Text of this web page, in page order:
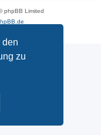
den
zu
phpBB Limited